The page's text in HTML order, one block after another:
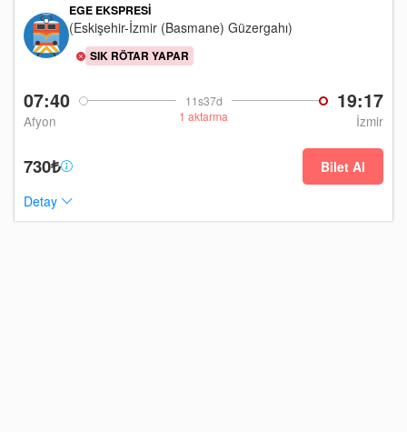
07:40
11s37d
1 aktarma
19:17
Afyon İzmir
EGE EKSPRESI
(Eskişehir-İzmir (Basmane) Güzergahı)
SIK RÖTAR YAPAR
730₺
Bilet Al
Detay